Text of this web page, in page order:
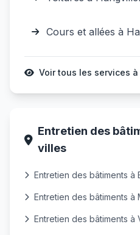
Cours et allées à
Voir tous les services
Entretien des
villes
Entretien des bâtiments à
Entretien des bâtiments à
Entretien des bâtiments à